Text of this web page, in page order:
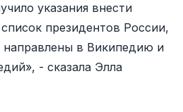
указания внести
президентов России,
направлены в Википедию и
- сказала Элла